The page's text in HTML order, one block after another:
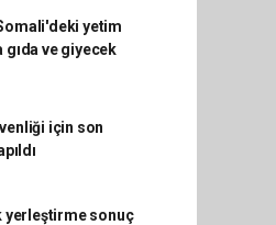
yetim
ve giyecek
için son
yerleştirme sonuç